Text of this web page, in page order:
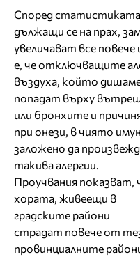
Според статистиката
дължащи се на прах,
увеличават все
е, че отключващите
въздуха, който
попадат върху
или бронхите и
при онези, в чиято
заложено да
такива алергии.
Проучвания показват,
хората, живеещи в
градските райони
страдат повече от
провинциалните